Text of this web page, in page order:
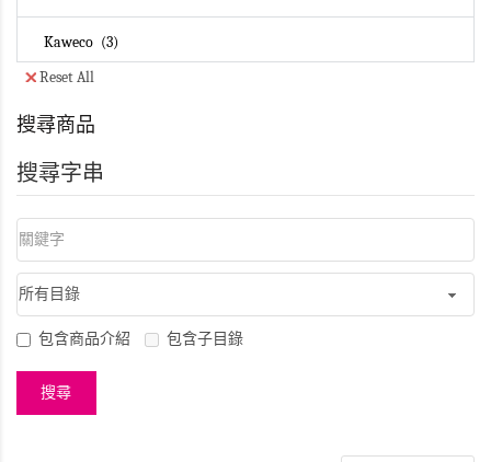
Kaweco
3
Reset All
搜尋商品
搜尋字串
包含商品介紹 包含子目錄